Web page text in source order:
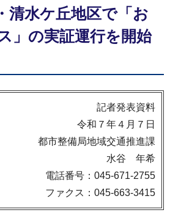
清水ケ丘地区で「お
」の実証運行を開始
記者発表資料
令和７年４月７日
都市整備局地域交通推進課
水谷 年希
電話番号：045-671-2755
ファクス：045-663-3415